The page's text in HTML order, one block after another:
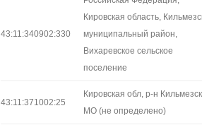
43:11:340902:330
Кировская область,
муниципальный район,
Вихаревское сельское
поселение
43:11:371002:25
Кировская обл, р-н
МО (не определено)